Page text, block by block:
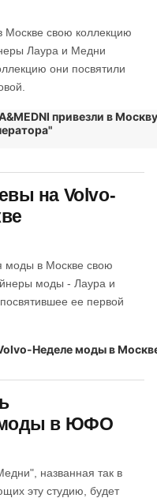
Москве свою коллекцию
Лаура и Медни
они посвятили
на Volvo-
моды в Москве свою
моды - Лаура и
ее первой
моды в ЮФО
названная так в
эту студию, будет